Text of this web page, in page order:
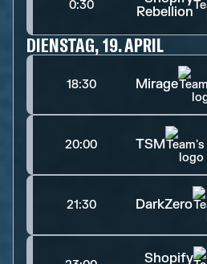
0:30
Rebellion
DIENSTAG, 19. APRIL
18:30 Mirage
20:00 TSM
21:30 DarkZero
Shopify